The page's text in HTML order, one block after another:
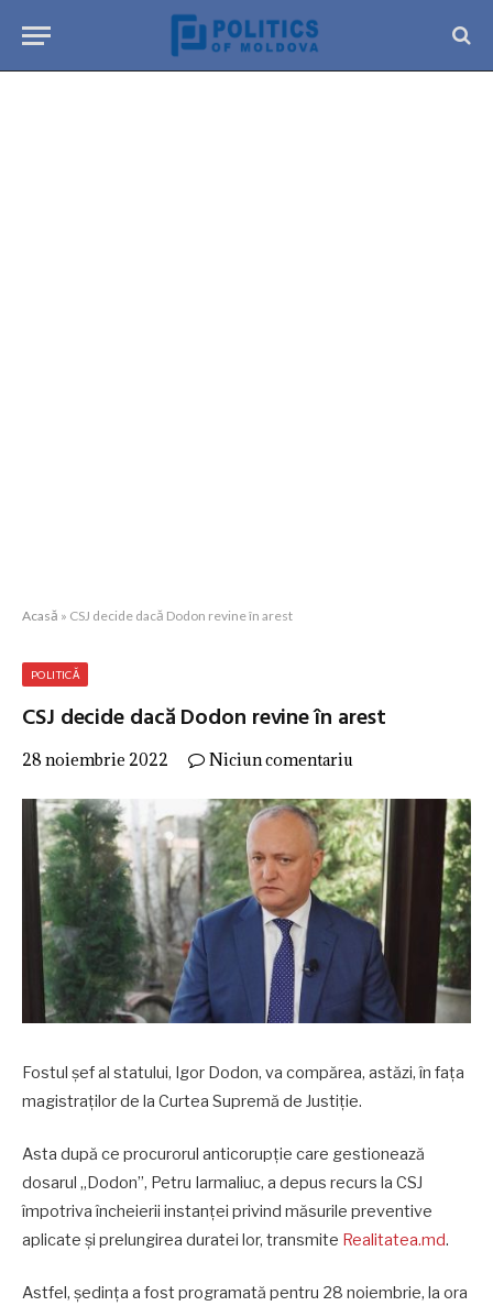
Acasă » CSJ decide dacă Dodon revine în arest
POLITICĂ
CSJ decide dacă Dodon revine în arest
28 noiembrie 2022 Niciun comentariu
Fostul șef al statului, Igor Dodon, va compărea, astăzi, în fața
magistraților de la Curtea Supremă de Justiție.
Asta după ce procurorul anticorupție care gestionează
dosarul „Dodon”, Petru Iarmaliuc, a depus recurs la CSJ
împotriva încheierii instanței privind măsurile preventive
aplicate și prelungirea duratei lor, transmite Realitatea.md.
Astfel, ședința a fost programată pentru 28 noiembrie, la ora